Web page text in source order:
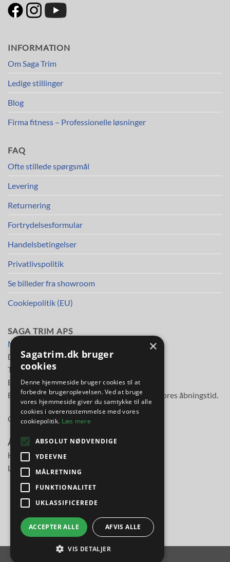
INFORMATION
Om Saga Trim
Ledige stillinger
Blog
Firma fitness – Professionelle løsninger
FAQ
Ofte stillede spørgsmål
Levering
Returnering
Fortrydelsesformular
Handelsbetingelser
Privatlivspolitik
Se billeder fra showroom
Cookiepolitik (EU)
SAGA TRIM APS
Mileparken 30
DK-2730 Herlev
Telefon38 11 48 11
E-mail:info@sagatrim.dk
E-mail besvares normalt inden for 3 timer i vores åbningstid.
Cvr-nr: 89613817
Åbningstider:
Hverdage kl. 10.00-17.30
Lørdag kl. 10.00-14.00
×
Sagatrim.dk bruger
cookies
Denne hjemmeside bruger cookies til at
forbedre brugeroplevelsen. Ved at bruge
vores hjemmeside giver du samtykke til alle
cookies i overensstemmelse med vores
cookiepolitik. Læs mere
ABSOLUT NØDVENDIGE
YDEEVNE
MÅLRETNING
FUNKTIONALITET
UKLASSIFICEREDE
ACCEPTER ALLE AFVIS ALLE
VIS DETALJER